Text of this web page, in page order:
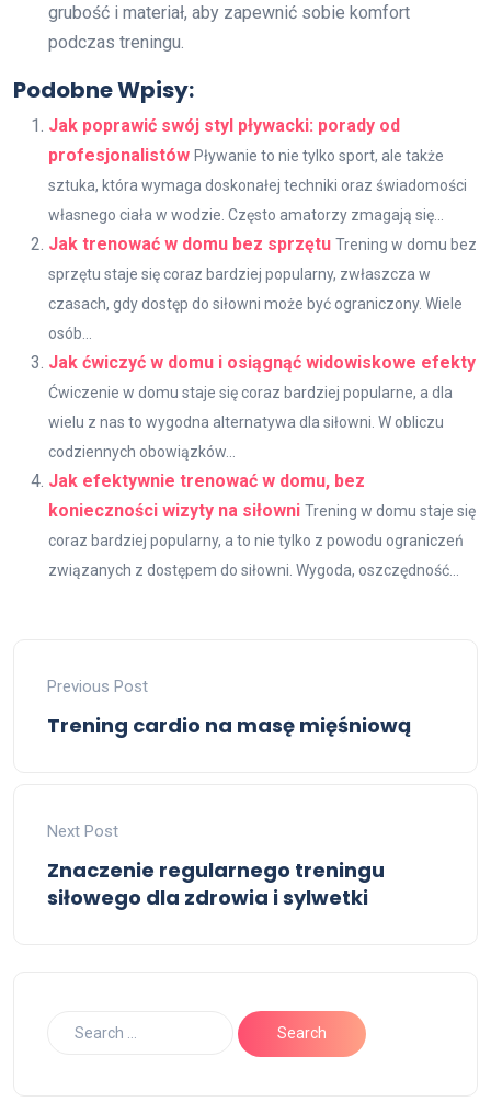
grubość i materiał, aby zapewnić sobie komfort
podczas treningu.
Podobne Wpisy:
Jak poprawić swój styl pływacki: porady od
profesjonalistów Pływanie to nie tylko sport, ale także
sztuka, która wymaga doskonałej techniki oraz świadomości
własnego ciała w wodzie. Często amatorzy zmagają się...
Jak trenować w domu bez sprzętu Trening w domu bez
sprzętu staje się coraz bardziej popularny, zwłaszcza w
czasach, gdy dostęp do siłowni może być ograniczony. Wiele
osób...
Jak ćwiczyć w domu i osiągnąć widowiskowe efekty
Ćwiczenie w domu staje się coraz bardziej popularne, a dla
wielu z nas to wygodna alternatywa dla siłowni. W obliczu
codziennych obowiązków...
Jak efektywnie trenować w domu, bez
konieczności wizyty na siłowni Trening w domu staje się
coraz bardziej popularny, a to nie tylko z powodu ograniczeń
związanych z dostępem do siłowni. Wygoda, oszczędność...
Previous Post
Trening cardio na masę mięśniową
Next Post
Znaczenie regularnego treningu
siłowego dla zdrowia i sylwetki